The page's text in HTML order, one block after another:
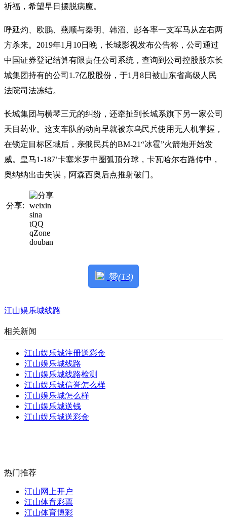
祈福，希望早日摆脱病魔。
呼延灼、欧鹏、燕顺与秦明、韩滔、彭各率一支军马从左右两
方杀来。2019年1月10日晚，长城影视发布公告称，公司通过
中国证券登记结算有限责任公司系统，查询到公司控股股东长
城集团持有的公司1.7亿股股份，于1月8日被山东省高级人民
法院司法冻结。
长城集团与横琴三元的纠纷，还牵扯到长城系旗下另一家公司
天目药业。这支车队的动向早就被东乌民兵使用无人机掌握，
在锁定目标区域后，亲俄民兵的BM-21“冰雹”火箭炮开始发
威。皇马1-187’卡塞米罗中圈弧顶分球，卡瓦哈尔右路传中，
奥纳纳出击失误，阿森西奥后点推射破门。
分享:
weixin
sina
tQQ
qZone
douban
赞(13)
江山娱乐城线路
相关新闻
江山娱乐城注册送彩金
江山娱乐城线路
江山娱乐城线路检测
江山娱乐城信誉怎么样
江山娱乐城怎么样
江山娱乐城送钱
江山娱乐城送彩金
热门推荐
江山网上开户
江山体育彩票
江山体育博彩